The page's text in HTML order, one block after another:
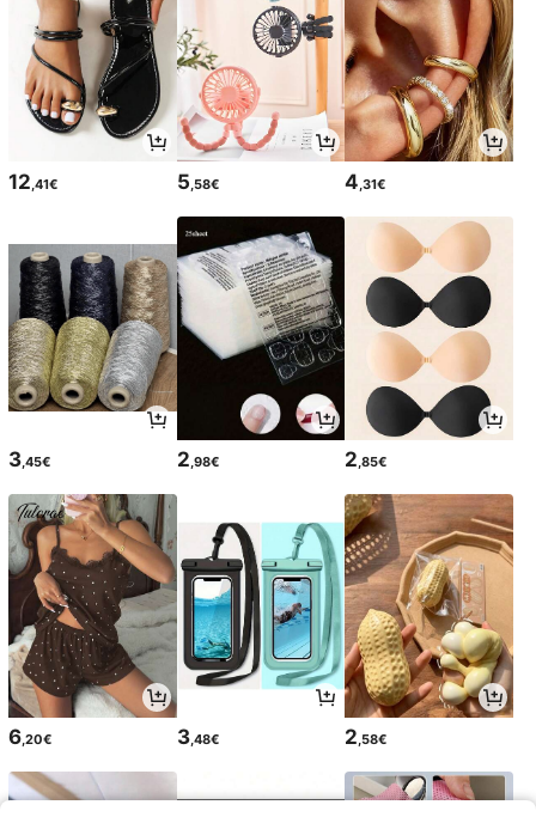
12 ,41€ 5 ,58€ 4 ,31€
3,45€ 2,98€ 2,85€
6,20€ 3,48€ 2,58€